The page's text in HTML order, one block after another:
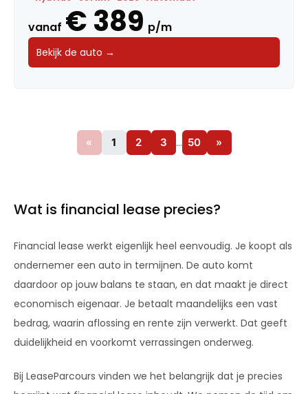
vanaf € 389 p/m
Bekijk de auto →
« 1 2 3 … 50 »
Wat is financial lease precies?
Financial lease werkt eigenlijk heel eenvoudig. Je koopt als
ondernemer een auto in termijnen. De auto komt
daardoor op jouw balans te staan, en dat maakt je direct
economisch eigenaar. Je betaalt maandelijks een vast
bedrag, waarin aflossing en rente zijn verwerkt. Dat geeft
duidelijkheid en voorkomt verrassingen onderweg.
Bij LeaseParcours vinden we het belangrijk dat je precies